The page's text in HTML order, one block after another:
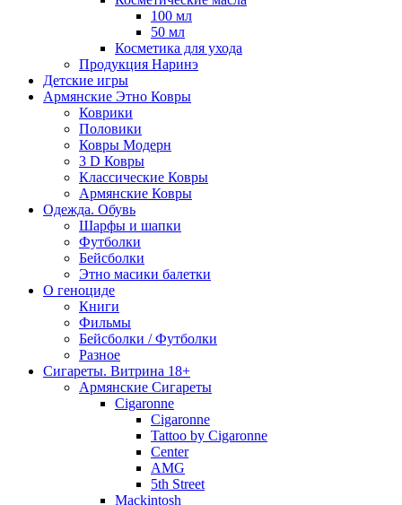
100 мл
50 мл
Косметика для ухода
Продукция Наринэ
Детские игры
Армянские Этно Ковры
Коврики
Половики
Ковры Модерн
3 D Ковры
Классические Ковры
Армянские Ковры
Одежда. Обувь
Шарфы и шапки
Футболки
Бейсболки
Этно масики балетки
О геноциде
Книги
Фильмы
Бейсболки / Футболки
Разное
Сигареты. Витрина 18+
Армянские Сигареты
Cigaronne
Cigaronne
Tattoo by Cigaronne
Center
AMG
5th Street
Mackintosh